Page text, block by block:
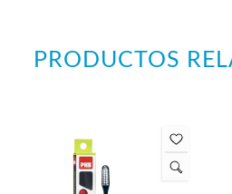
PRODUCTOS